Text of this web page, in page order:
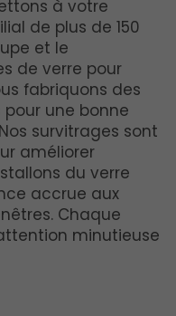
à votre
de plus de 150
et le
de verre pour
fabriquons des
une bonne
survitrages sont
améliorer
du verre
accrue aux
Chaque
minutieuse